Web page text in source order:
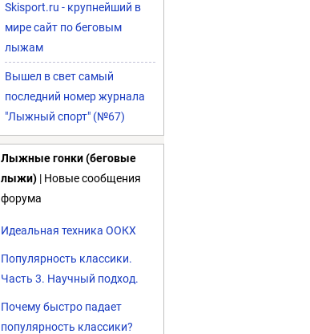
Skisport.ru - крупнейший в
мире сайт по беговым
лыжам
Вышел в свет самый
последний номер журнала
"Лыжный спорт" (№67)
Лыжные гонки (беговые
лыжи) | Новые сообщения
форума
Идеальная техника ООКХ
Популярность классики.
Часть 3. Научный подход.
Почему быстро падает
популярность классики?